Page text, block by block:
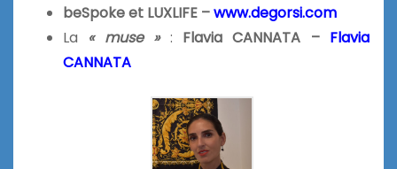
beSpoke et LUXLIFE –www.degorsi.com
La « muse »: Flavia CANNATA – Flavia
CANNATA